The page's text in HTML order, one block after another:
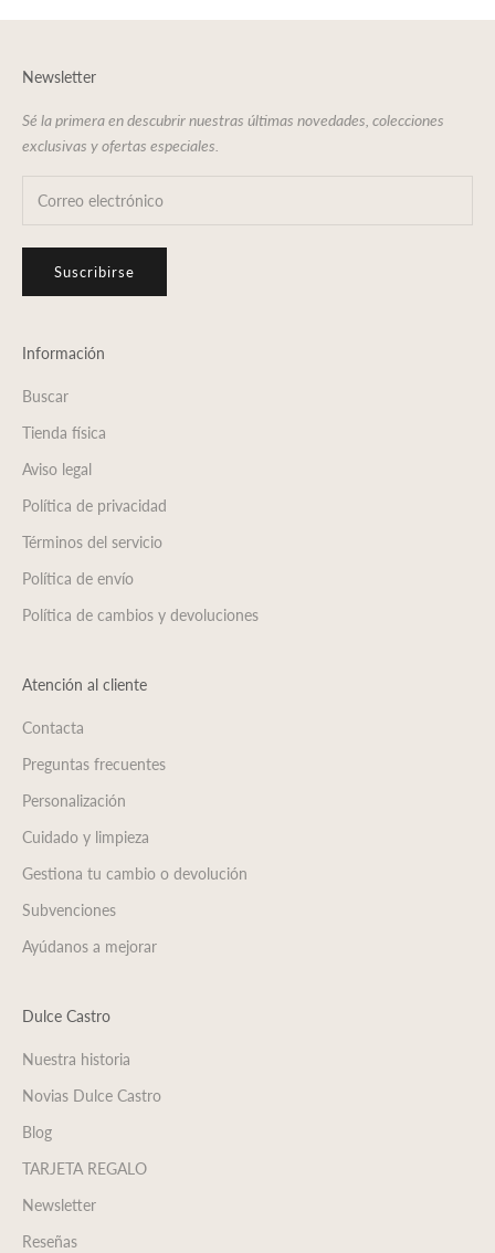
Newsletter
Sé la primera en descubrir nuestras últimas novedades, colecciones
exclusivas y ofertas especiales.
Suscribirse
Información
Buscar
Tienda física
Aviso legal
Política de privacidad
Términos del servicio
Política de envío
Política de cambios y devoluciones
Atención al cliente
Contacta
Preguntas frecuentes
Personalización
Cuidado y limpieza
Gestiona tu cambio o devolución
Subvenciones
Ayúdanos a mejorar
Dulce Castro
Nuestra historia
Novias Dulce Castro
Blog
TARJETA REGALO
Newsletter
Reseñas